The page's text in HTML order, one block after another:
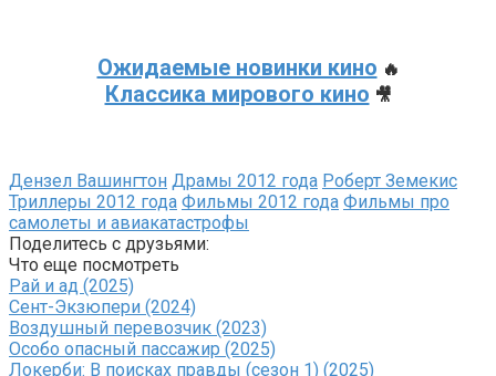
Ожидаемые новинки кино 🔥
Классика мирового кино 🎥
Дензел Вашингтон Драмы 2012 года Роберт Земекис
Триллеры 2012 года Фильмы 2012 года Фильмы про
самолеты и авиакатастрофы
Поделитесь с друзьями:
Что еще посмотреть
Рай и ад (2025)
Сент-Экзюпери (2024)
Воздушный перевозчик (2023)
Особо опасный пассажир (2025)
Локерби: В поисках правды (сезон 1) (2025)